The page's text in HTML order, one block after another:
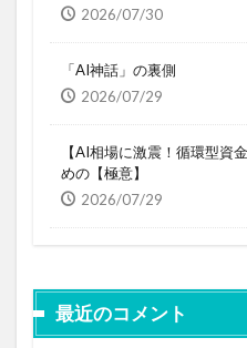
2026/07/30
「AI神話」の裏側
2026/07/29
【AI相場に激震！循環型
めの【極意】
2026/07/29
最近のコメント